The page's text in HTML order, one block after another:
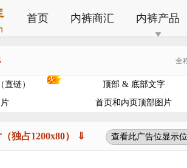
首页 内裤商汇 内裤产品
全
链）
顶部 & 底部文字
首页和内页顶部图片
独占1200x80） ⇓ 查看此广告位显示